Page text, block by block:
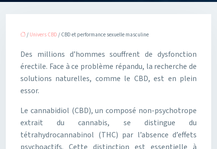
/ Univers CBD / CBD et performance sexuelle masculine
Des millions d’hommes souffrent de dysfonction
érectile. Face à ce problème répandu, la recherche de
solutions naturelles, comme le CBD, est en plein
essor.
Le cannabidiol (CBD), un composé non-psychotrope
extrait du cannabis, se distingue du
tétrahydrocannabinol (THC) par l’absence d’effets